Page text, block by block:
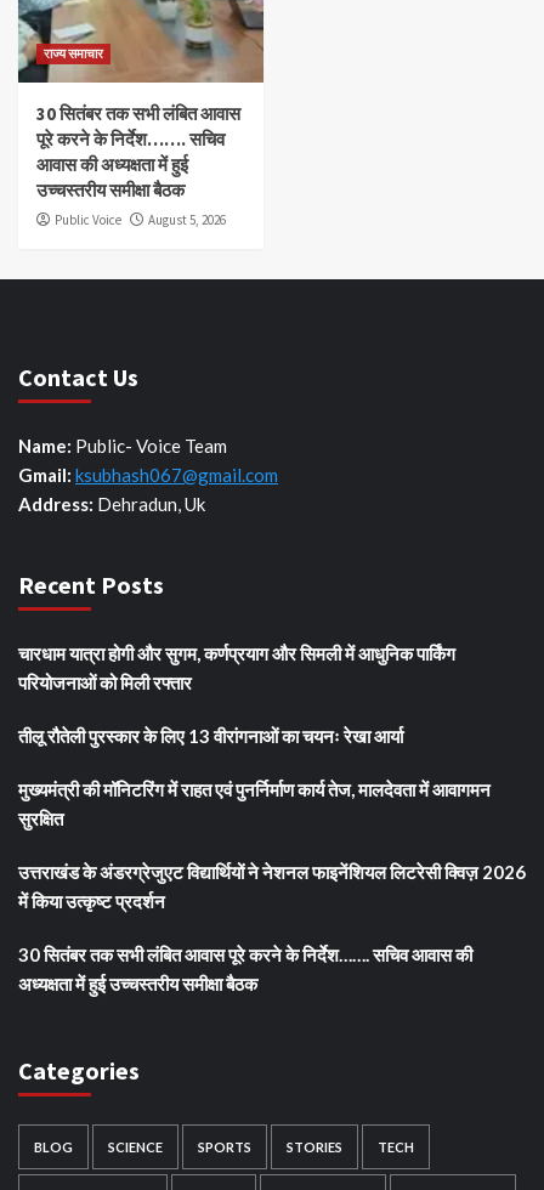
राज्य समाचार
30 सितंबर तक सभी लंबित आवास
पूरे करने के निर्देश……. सचिव
आवास की अध्यक्षता में हुई
उच्चस्तरीय समीक्षा बैठक
Public Voice August 5, 2026
Contact Us
Name: Public- Voice Team
Gmail: ksubhash067@gmail.com
Address: Dehradun, Uk
Recent Posts
चारधाम यात्रा होगी और सुगम, कर्णप्रयाग और सिमली में आधुनिक पार्किंग
परियोजनाओं को मिली रफ्तार
तीलू रौतेली पुरस्कार के लिए 13 वीरांगनाओं का चयनः रेखा आर्या
मुख्यमंत्री की मॉनिटरिंग में राहत एवं पुनर्निर्माण कार्य तेज, मालदेवता में आवागमन
सुरक्षित
उत्तराखंड के अंडरग्रेजुएट विद्यार्थियों ने नेशनल फाइनेंशियल लिटरेसी क्विज़ 2026
में किया उत्कृष्ट प्रदर्शन
30 सितंबर तक सभी लंबित आवास पूरे करने के निर्देश……. सचिव आवास की
अध्यक्षता में हुई उच्चस्तरीय समीक्षा बैठक
Categories
BLOG SCIENCE SPORTS STORIES TECH